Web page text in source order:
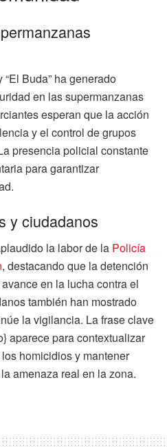
“El Buda” ha generado
en las supermanzanas
esperan que la acción
y el control de grupos
presencia policial constante
para garantizar
y ciudadanos
la labor de la Policía
, destacando que la detención
en la lucha contra el
también han mostrado
la vigilancia. La frase clave
aparece para contextualizar
homicidios y mantener
amenaza real en la zona.